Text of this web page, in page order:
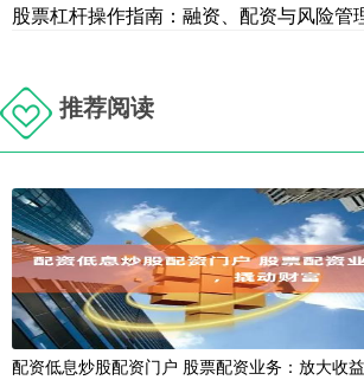
股票杠杆操作指南：融资、配资与风险管
推荐阅读
配资低息炒股配资门户 股票配资业务：放大收